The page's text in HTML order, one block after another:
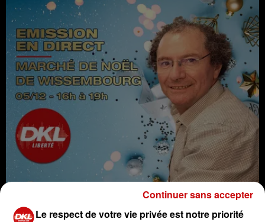
A l'occasion du marché de Noël de
Le respect de votre vie privée est notre priorité
Continuer sans accepter